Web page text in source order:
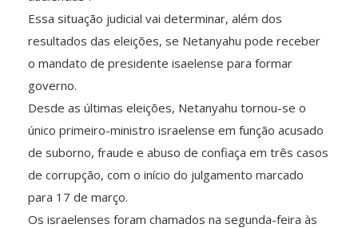
Essa situação judicial vai determinar, além dos
resultados das eleições, se Netanyahu pode receber
o mandato de presidente isaelense para formar
governo.
Desde as últimas eleições, Netanyahu tornou-se o
único primeiro-ministro israelense em função acusado
de suborno, fraude e abuso de confiaça em três casos
de corrupção, com o início do julgamento marcado
para 17 de março.
Os israelenses foram chamados na segunda-feira às